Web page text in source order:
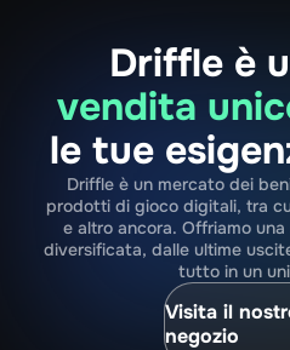
Driffle è
vendita
le tue
Driffle è un mercato dei
prodotti di gioco digitali, tra
e altro ancora. Offriamo
diversificata, dalle ultime
tutto in un
Visita il
negozio